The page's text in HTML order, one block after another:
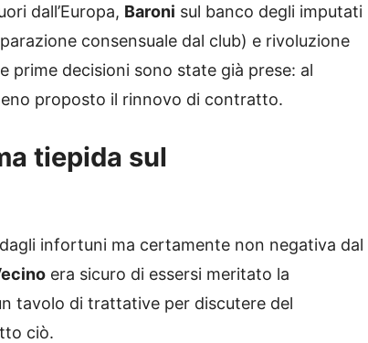
dall’Europa, Baroni sul banco degli imputati
consensuale dal club) e rivoluzione
prime decisioni sono state già prese: al
proposto il rinnovo di contratto.
tiepida sul
infortuni ma certamente non negativa dal
era sicuro di essersi meritato la
tavolo di trattative per discutere del
ciò.